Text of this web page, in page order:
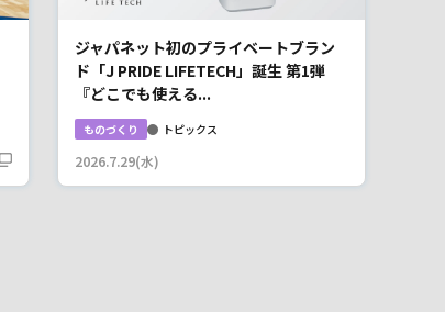
ジャパネット初のプライベートブラン
ド「J PRIDE LIFETECH」誕生 第1弾
『どこでも使える...
ものづくり トピックス
2026.7.29(水)